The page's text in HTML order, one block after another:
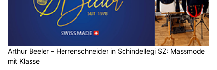
Arthur Beeler – Herrenschneider in Schindellegi SZ: Massmode
mit Klasse